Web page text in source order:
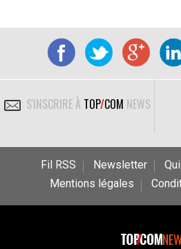
S'INSCRIRE À TOP/COM NEWS
Fil RSS Newsletter
Mentions légales